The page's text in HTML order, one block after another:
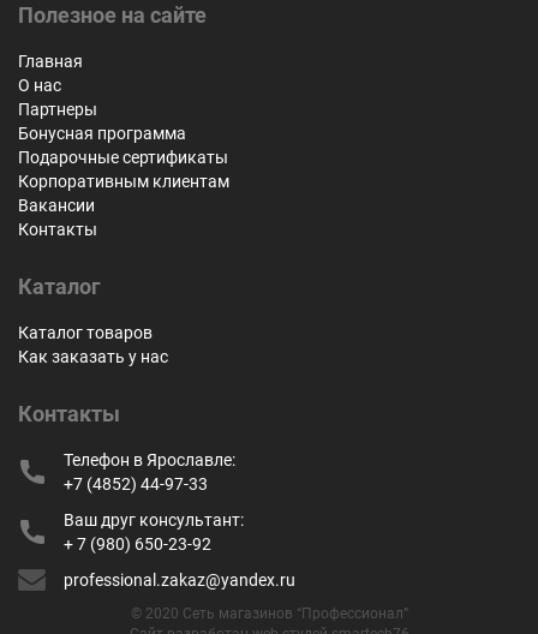
Полезное на сайте
Главная
О нас
Партнеры
Бонусная программа
Подарочные сертификаты
Корпоративным клиентам
Вакансии
Контакты
Каталог
Каталог товаров
Как заказать у нас
Контакты
Телефон в Ярославле:
+7 (4852) 44-97-33
Ваш друг консультант:
+ 7 (980) 650-23-92
professional.zakaz@yandex.ru
© 2020 Сеть магазинов “Профессионал”